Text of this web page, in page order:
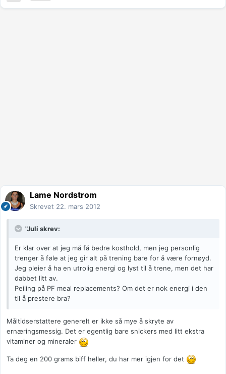
Lame Nordstrom
Skrevet 22. mars 2012
"Juli skrev:
Er klar over at jeg må få bedre kosthold, men jeg personlig
trenger å føle at jeg gir alt på trening bare for å være fornøyd.
Jeg pleier å ha en utrolig energi og lyst til å trene, men det har
dabbet litt av.
Peiling på PF meal replacements? Om det er nok energi i den
til å prestere bra?
Måltidserstattere generelt er ikke så mye å skryte av
ernæringsmessig. Det er egentlig bare snickers med litt ekstra
vitaminer og mineraler
Ta deg en 200 grams biff heller, du har mer igjen for det